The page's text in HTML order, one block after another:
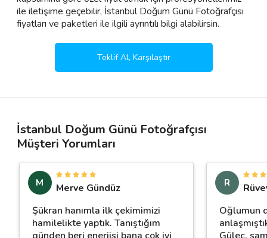
ile iletişime geçebilir, İstanbul Doğum Günü Fotoğrafçısı
fiyatları ve paketleri ile ilgili ayrıntılı bilgi alabilirsin.
Teklif Al, Karşılaştır
İstanbul Doğum Günü Fotoğrafçısı
Müşteri Yorumları
M
Merve Gündüz
Şükran hanımla ilk çekimimizi
hamilelikte yaptık. Tanıştığım
günden beri enerjisi bana çok iyi
R
Oğlumun
Güleç,